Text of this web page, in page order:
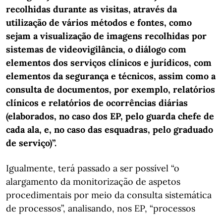
recolhidas durante as visitas, através da
utilização de vários métodos e fontes, como
sejam a visualização de imagens recolhidas por
sistemas de videovigilância, o diálogo com
elementos dos serviços clínicos e jurídicos, com
elementos da segurança e técnicos, assim como a
consulta de documentos, por exemplo, relatórios
clínicos e relatórios de ocorrências diárias
(elaborados, no caso dos EP, pelo guarda chefe de
cada ala, e, no caso das esquadras, pelo graduado
de serviço)”.
Igualmente, terá passado a ser possível “o
alargamento da monitorização de aspetos
procedimentais por meio da consulta sistemática
de processos”, analisando, nos EP, “processos